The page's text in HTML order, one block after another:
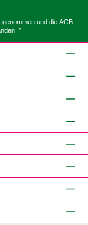
genommen und dieAGB
*